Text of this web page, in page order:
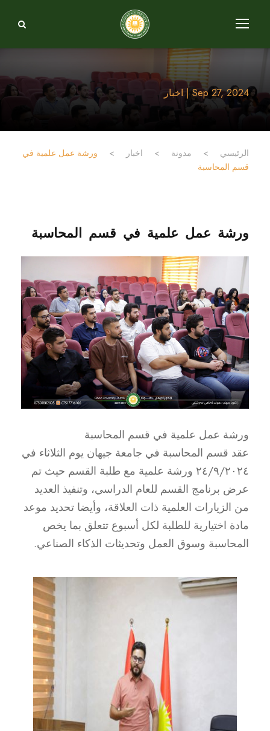
Sep 27, 2024 | اخبار
الرئيسي > مدونة > اخبار >
ورشة عمل علمية في
قسم المحاسبة
ورشة عمل علمية في قسم المحاسبة
ورشة عمل علمية في قسم المحاسبة
عقد قسم المحاسبة في جامعة جيهان يوم الثلاثاء في
٢٤/٩/٢٠٢٤ ورشة علمية مع طلبة القسم حيث تم
عرض برنامج القسم للعام الدراسي، وتنفيذ العديد
من الزيارات العلمية ذات العلاقة، وأيضا تحديد موعد
مادة اختيارية للطلبة لكل أسبوع تتعلق بما يخص
المحاسبة وسوق العمل وتحديثات الذكاء الصناعي.